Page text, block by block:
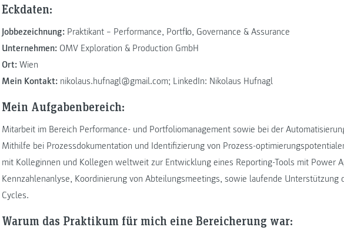
Eckdaten:
Jobbezeichnung: Praktikant – Performance, Portflio, Governance & Assurance
Unternehmen: OMV Exploration & Production GmbH
Ort: Wien
Mein Kontakt: nikolaus.hufnagl@gmail.com; LinkedIn: Nikolaus Hufnagl
Mein Aufgabenbereich:
Mitarbeit im Bereich Performance- und Portfoliomanagement sowie bei der
Mithilfe bei Prozessdokumentation und Identifizierung von Prozess-
mit Kolleginnen und Kollegen weltweit zur Entwicklung eines Reporting-Tools mit Power
Kennzahlenanlyse, Koordinierung von Abteilungsmeetings, sowie laufende Unterstützung
Cycles.
Warum das Praktikum für mich eine Bereicherung war: